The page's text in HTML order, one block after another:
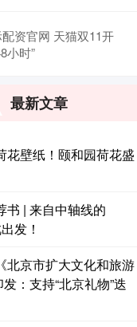
资官网 天猫双11开
小时”
最新文章
花壁纸！颐和园荷花盛
书 | 来自中轴线的
发！
北京市扩大文化和旅游
：支持“北京礼物”迭